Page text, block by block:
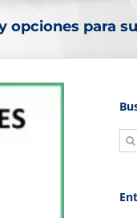
opciones para